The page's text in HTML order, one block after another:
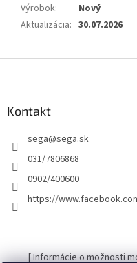
Výrobok:
Nový
Aktualizácia: 30.07.2026
Kontakt
sega@sega.sk
031/7806868
0902/400600
https://
[ Informácie o možnosti